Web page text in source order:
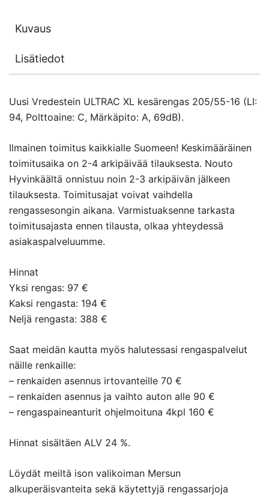
Kuvaus
Lisätiedot
Uusi Vredestein ULTRAC XL kesärengas 205/55-16 (LI:
94, Polttoaine: C, Märkäpito: A, 69dB).
Ilmainen toimitus kaikkialle Suomeen! Keskimääräinen
toimitusaika on 2-4 arkipäivää tilauksesta. Nouto
Hyvinkäältä onnistuu noin 2-3 arkipäivän jälkeen
tilauksesta. Toimitusajat voivat vaihdella
rengassesongin aikana. Varmistuaksenne tarkasta
toimitusajasta ennen tilausta, olkaa yhteydessä
asiakaspalveluumme.
Hinnat
Yksi rengas: 97 €
Kaksi rengasta: 194 €
Neljä rengasta: 388 €
Saat meidän kautta myös halutessasi rengaspalvelut
näille renkaille:
– renkaiden asennus irtovanteille 70 €
– renkaiden asennus ja vaihto auton alle 90 €
– rengaspaineanturit ohjelmoituna 4kpl 160 €
Hinnat sisältäen ALV 24 %.
Löydät meiltä ison valikoiman Mersun
alkuperäisvanteita sekä käytettyjä rengassarjoja